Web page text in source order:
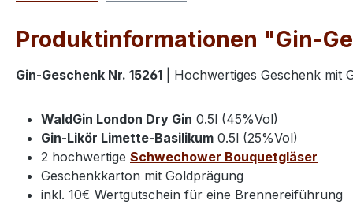
Produktinformationen "Gin-
Gin-Geschenk Nr. 15261 | Hochwertiges Geschenk mit
WaldGin London Dry Gin 0.5l (45%Vol)
Gin-Likör Limette-Basilikum 0.5l (25%Vol)
2 hochwertige Schwechower Bouquetgläser
Geschenkkarton mit Goldprägung
inkl. 10€ Wertgutschein für eine Brennereiführung